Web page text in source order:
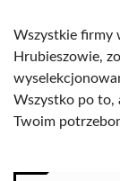
Wszystkie firmy
Hrubieszowie,
Wszystko po to,
Twoim